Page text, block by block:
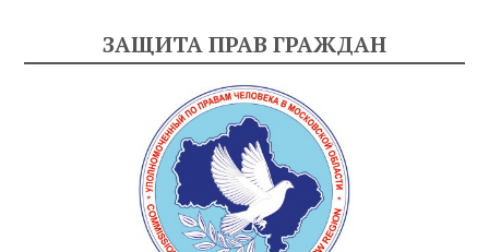
ЗАЩИТА ПРАВ ГРАЖДАН